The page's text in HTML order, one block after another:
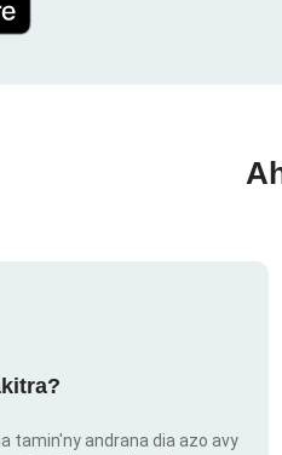
tamin'ny andrana dia azo avy